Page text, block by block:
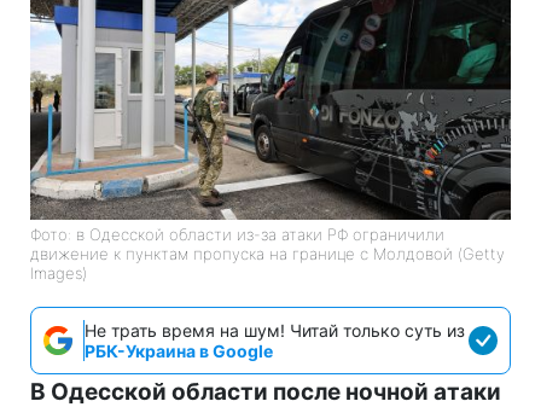
Фото: в Одесской области из-за атаки РФ ограничили
движение к пунктам пропуска на границе с Молдовой (Getty
Images)
Не трать время на шум! Читай только суть из
РБК-Украина в Google
В Одесской области после ночной атаки